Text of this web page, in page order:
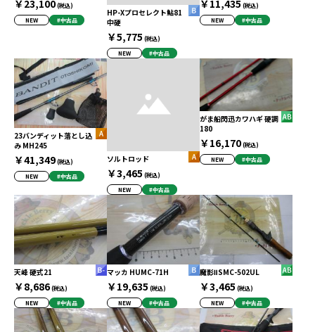
￥23,100(税込)
NEW
#中古品
HP-Xプロセレクト鮎81
中硬
￥5,775 (税込)
NEW
#中古品
￥11,435 (税込)
NEW
#中古品
23バンディット落とし込
み MH245
￥41,349(税込)
NEW
#中古品
ソルトロッド
￥3,465 (税込)
NEW
#中古品
がま船閃迅カワハギ 硬調
180
￥16,170(税込)
NEW
#中古品
天峰 硬式21
￥8,686(税込)
NEW
#中古品
マッカ HUMC-71H
￥19,635 (税込)
NEW
#中古品
魔影ⅡSMC-502UL
￥3,465 (税込)
NEW
#中古品